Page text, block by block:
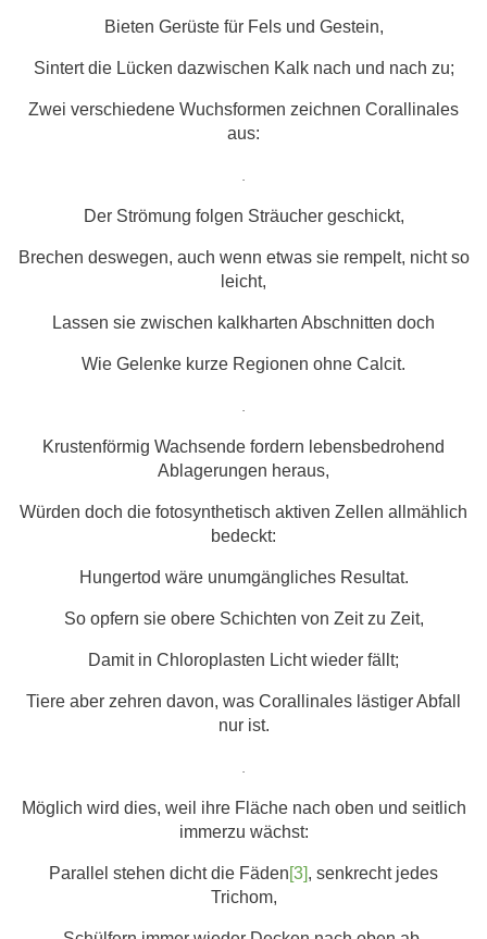
Bieten Gerüste für Fels und Gestein,
Sintert die Lücken dazwischen Kalk nach und nach zu;
Zwei verschiedene Wuchsformen zeichnen Corallinales
aus:
Der Strömung folgen Sträucher geschickt,
Brechen deswegen, auch wenn etwas sie rempelt, nicht so
leicht,
Lassen sie zwischen kalkharten Abschnitten doch
Wie Gelenke kurze Regionen ohne Calcit.
Krustenförmig Wachsende fordern lebensbedrohend
Ablagerungen heraus,
Würden doch die fotosynthetisch aktiven Zellen allmählich
bedeckt:
Hungertod wäre unumgängliches Resultat.
So opfern sie obere Schichten von Zeit zu Zeit,
Damit in Chloroplasten Licht wieder fällt;
Tiere aber zehren davon, was Corallinales lästiger Abfall
nur ist.
Möglich wird dies, weil ihre Fläche nach oben und seitlich
immerzu wächst:
Parallel stehen dicht die Fäden[3], senkrecht jedes
Trichom,